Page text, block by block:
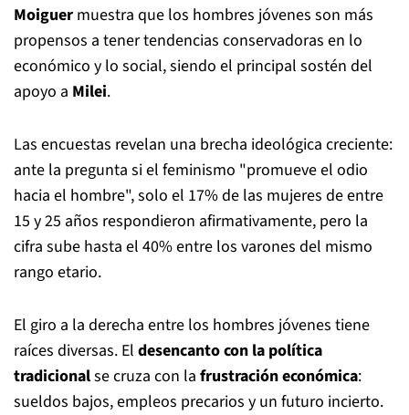
Moiguer muestra que los hombres jóvenes son más
propensos a tener tendencias conservadoras en lo
económico y lo social, siendo el principal sostén del
apoyo a Milei.
Las encuestas revelan una brecha ideológica creciente:
ante la pregunta si el feminismo "promueve el odio
hacia el hombre", solo el 17% de las mujeres de entre
15 y 25 años respondieron afirmativamente, pero la
cifra sube hasta el 40% entre los varones del mismo
rango etario.
El giro a la derecha entre los hombres jóvenes tiene
raíces diversas. El desencanto con la política
tradicionalse cruza con la frustración económica:
sueldos bajos, empleos precarios y un futuro incierto.